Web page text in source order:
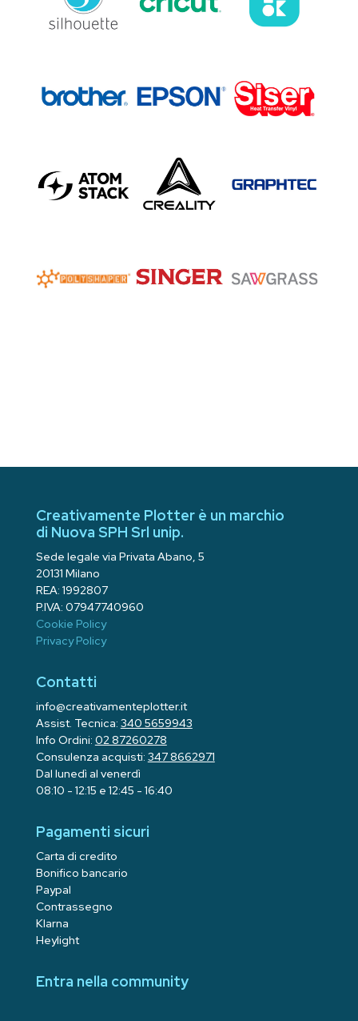
Creativamente Plotter è un marchio
di Nuova SPH Srl unip.
Sede legale via Privata Abano, 5
20131 Milano
REA: 1992807
P.IVA: 07947740960
Cookie Policy
Privacy Policy
Contatti
info@creativamenteplotter.it
Assist. Tecnica: 340 5659943
Info Ordini: 02 87260278
Consulenza acquisti: 347 8662971
Dal lunedì al venerdì
08:10 - 12:15 e 12:45 - 16:40
Pagamenti sicuri
Carta di credito
Bonifico bancario
Paypal
Contrassegno
Klarna
Heylight
Entra nella community